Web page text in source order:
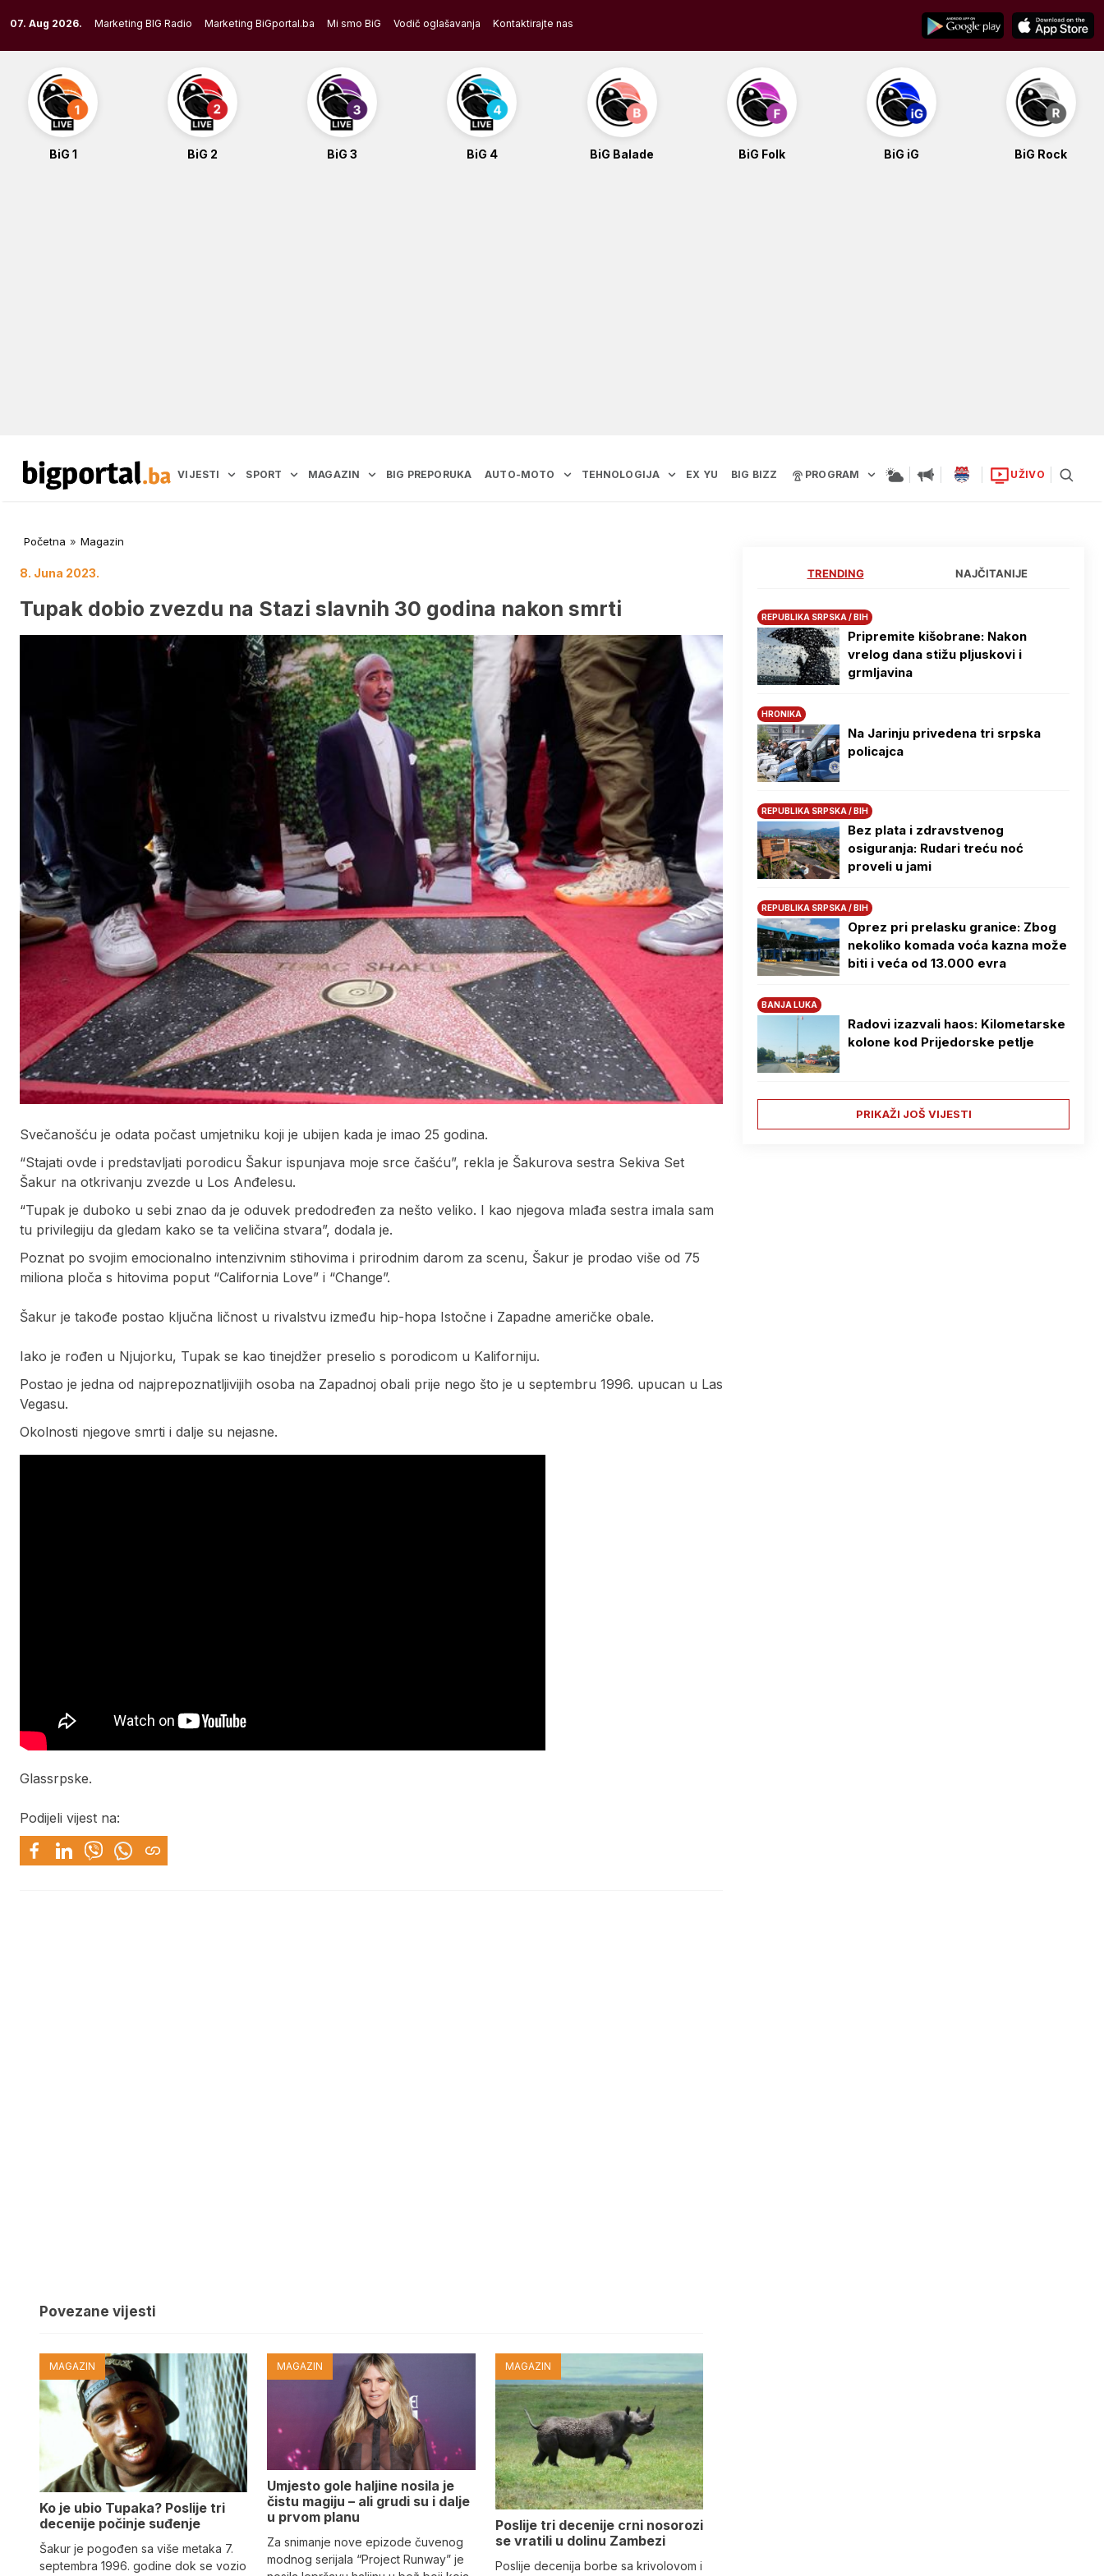
to
content
07. Aug 2026. Marketing BIG Radio Marketing BiGportal.ba Mi smo BiG Vodič oglašavanja Kontaktirajte nas
BiG 1 BiG 2 BiG 3 BiG 4 BiG Balade BiG Folk BiG iG BiG Rock
VIJESTI SPORT MAGAZIN BIG PREPORUKA AUTO-MOTO TEHNOLOGIJA EX YU BIG BIZZ PROGRAM UŽIVO
Početna » Magazin
8. Juna 2023.
Tupak dobio zvezdu na Stazi slavnih 30 godina nakon smrti
Svečanošću je odata počast umjetniku koji je ubijen kada je imao 25 godina.
“Stajati ovde i predstavljati porodicu Šakur ispunjava moje srce čašću”, rekla je Šakurova sestra Sekiva Set
Šakur na otkrivanju zvezde u Los Anđelesu.
“Tupak je duboko u sebi znao da je oduvek predodređen za nešto veliko. I kao njegova mlađa sestra imala sam
tu privilegiju da gledam kako se ta veličina stvara”, dodala je.
Poznat po svojim emocionalno intenzivnim stihovima i prirodnim darom za scenu, Šakur je prodao više od 75
miliona ploča s hitovima poput “California Love” i “Change”.
Šakur je takođe postao ključna ličnost u rivalstvu između hip-hopa Istočne i Zapadne američke obale.
Iako je rođen u Njujorku, Tupak se kao tinejdžer preselio s porodicom u Kaliforniju.
Postao je jedna od najprepoznatljivijih osoba na Zapadnoj obali prije nego što je u septembru 1996. upucan u Las
Vegasu.
Okolnosti njegove smrti i dalje su nejasne.
Glassrpske.
Podijeli vijest na:
Povezane vijesti
MAGAZIN
Ko je ubio Tupaka? Poslije tri
decenije počinje suđenje
Šakur je pogođen sa više metaka 7.
septembra 1996. godine dok se vozio
MAGAZIN
Umjesto gole haljine nosila je
čistu magiju – ali grudi su i dalje
u prvom planu
Za snimanje nove epizode čuvenog
modnog serijala “Project Runway” je
MAGAZIN
Poslije tri decenije crni nosorozi
se vratili u dolinu Zambezi
Poslije decenija borbe sa krivolovom i
TRENDING NAJČITANIJE
REPUBLIKA SRPSKA / BIH
Pripremite kišobrane: Nakon
vrelog dana stižu pljuskovi i
grmljavina
HRONIKA
Na Јarinju privedena tri srpska
policajca
REPUBLIKA SRPSKA / BIH
Bez plata i zdravstvenog
osiguranja: Rudari treću noć
proveli u jami
REPUBLIKA SRPSKA / BIH
Oprez pri prelasku granice: Zbog
nekoliko komada voća kazna može
biti i veća od 13.000 evra
BANJA LUKA
Radovi izazvali haos: Kilometarske
kolone kod Prijedorske petlje
PRIKAŽI JOŠ VIJESTI